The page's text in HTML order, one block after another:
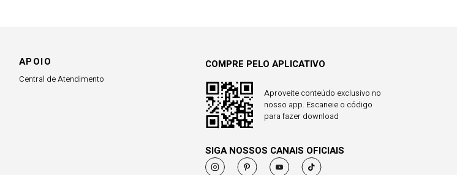
APOIO
Central de Atendimento
COMPRE PELO APLICATIVO
Aproveite conteúdo exclusivo no
nosso app. Escaneie o código
para fazer download
SIGA NOSSOS CANAIS OFICIAIS